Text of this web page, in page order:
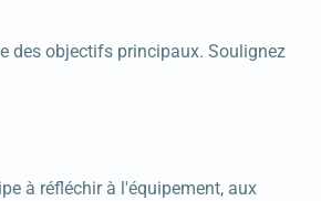
des objectifs principaux. Soulignez
à réfléchir à l'équipement, aux